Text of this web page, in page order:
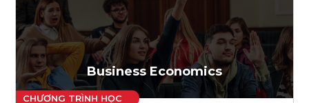
Ghi danh
Tham vấn Interlink
Business Economics